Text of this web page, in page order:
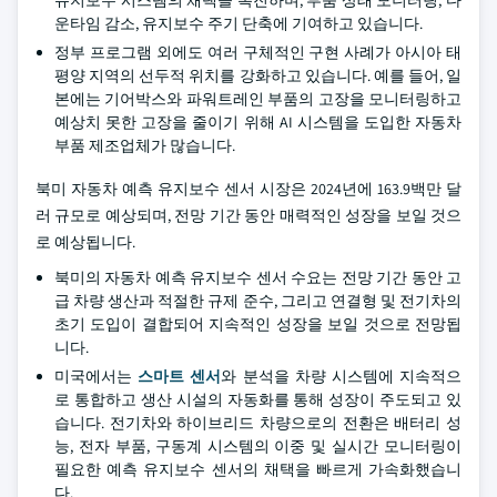
운타임 감소, 유지보수 주기 단축에 기여하고 있습니다.
정부 프로그램 외에도 여러 구체적인 구현 사례가 아시아 태
평양 지역의 선두적 위치를 강화하고 있습니다. 예를 들어, 일
본에는 기어박스와 파워트레인 부품의 고장을 모니터링하고
예상치 못한 고장을 줄이기 위해 AI 시스템을 도입한 자동차
부품 제조업체가 많습니다.
북미 자동차 예측 유지보수 센서 시장은 2024년에 163.9백만 달
러 규모로 예상되며, 전망 기간 동안 매력적인 성장을 보일 것으
로 예상됩니다.
북미의 자동차 예측 유지보수 센서 수요는 전망 기간 동안 고
급 차량 생산과 적절한 규제 준수, 그리고 연결형 및 전기차의
초기 도입이 결합되어 지속적인 성장을 보일 것으로 전망됩
니다.
미국에서는 스마트 센서와 분석을 차량 시스템에 지속적으
로 통합하고 생산 시설의 자동화를 통해 성장이 주도되고 있
습니다. 전기차와 하이브리드 차량으로의 전환은 배터리 성
능, 전자 부품, 구동계 시스템의 이중 및 실시간 모니터링이
필요한 예측 유지보수 센서의 채택을 빠르게 가속화했습니
다.